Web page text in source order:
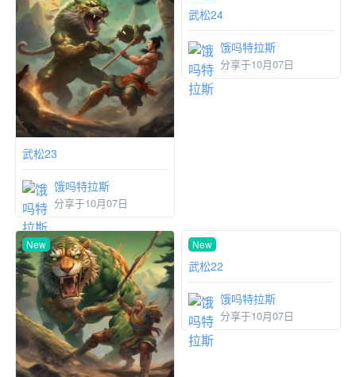
武松23
饿吗特拉斯
分享于10月07日
New New
武松22
饿吗特拉斯
分享于10月07日